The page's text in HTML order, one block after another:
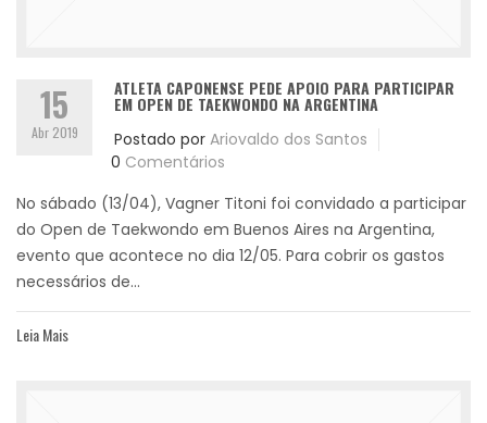
15
Abr 2019
ATLETA CAPONENSE PEDE APOIO PARA PARTICIPAR
EM OPEN DE TAEKWONDO NA ARGENTINA
Postado por Ariovaldo dos Santos
0 Comentários
No sábado (13/04), Vagner Titoni foi convidado a participar
do Open de Taekwondo em Buenos Aires na Argentina,
evento que acontece no dia 12/05. Para cobrir os gastos
necessários de...
Leia Mais